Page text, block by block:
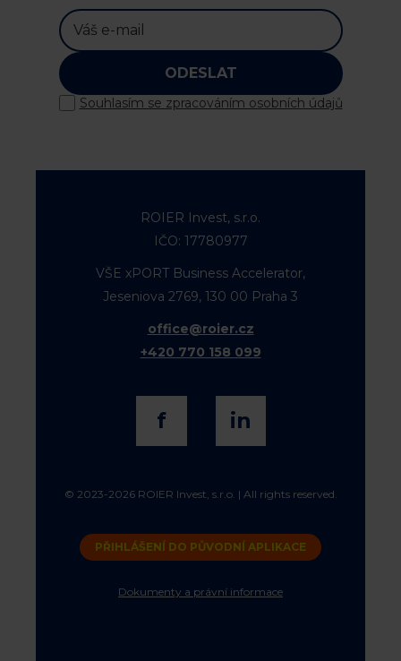
ODESLAT
Souhlasím se zpracováním osobních údajů
ROIER Invest, s.r.o.
IČO: 17780977
VŠE xPORT Business Accelerator,
Jeseniova 2769, 130 00 Praha 3
office@roier.cz
+420 770 158 099
f in
© 2023-2026 ROIER Invest, s.r.o. | All rights reserved.
PŘIHLÁŠENÍ DO PŮVODNÍ APLIKACE
Dokumenty a právní informace